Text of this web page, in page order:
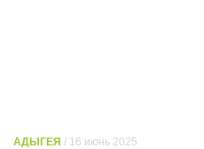
АДЫГЕЯ / 16 июнь 2025